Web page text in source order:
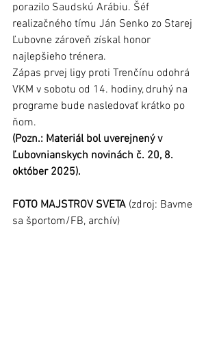
porazilo Saudskú Arábiu. Šéf
realizačného tímu Ján Senko zo Starej
Ľubovne zároveň získal honor
najlepšieho trénera.
Zápas prvej ligy proti Trenčínu odohrá
VKM v sobotu od 14. hodiny, druhý na
programe bude nasledovať krátko po
ňom.
(Pozn.: Materiál bol uverejnený v
Ľubovnianskych novinách č. 20, 8.
október 2025).
FOTO MAJSTROV SVETA (zdroj: Bavme
sa športom/FB, archív)